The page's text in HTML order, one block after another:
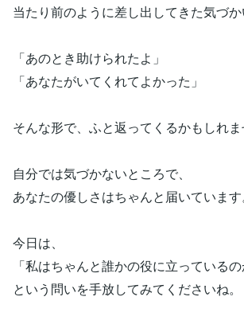
当たり前のように差し出してきた気づか
「あのとき助けられたよ」
「あなたがいてくれてよかった」
そんな形で、ふと返ってくるかもしれま
自分では気づかないところで、
あなたの優しさはちゃんと届いています
今日は、
「私はちゃんと誰かの役に立っているの
という問いを手放してみてくださいね。